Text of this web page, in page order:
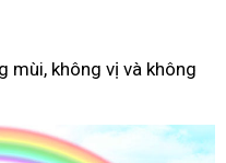
mùi, không vị và không